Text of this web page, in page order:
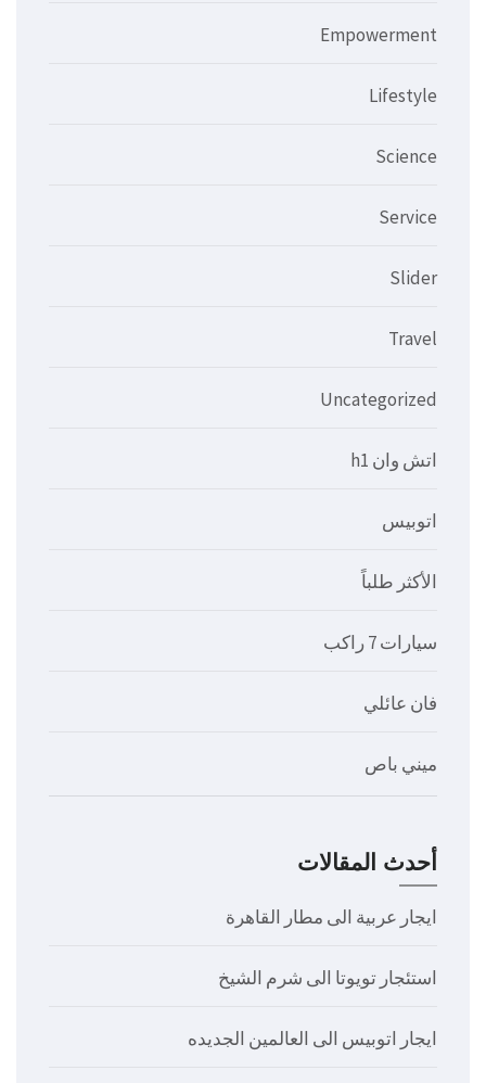
Empowerment
Lifestyle
Science
Service
Slider
Travel
Uncategorized
اتش وان h1
اتوبيس
الأكثر طلباً
سيارات 7 راكب
فان عائلي
ميني باص
أحدث المقالات
ايجار عربية الى مطار القاهرة
استئجار تويوتا الى شرم الشيخ
ايجار اتوبيس الى العالمين الجديده